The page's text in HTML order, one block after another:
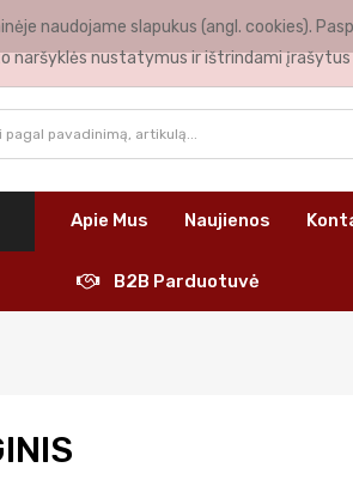
Apie Mus Naujienos
B2B Parduotuvė
naudojame slapukus (angl. cookies).
naršyklės nustatymus ir ištrindami įrašytus